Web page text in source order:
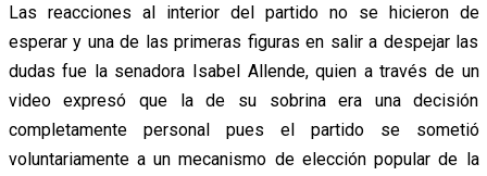
Las reacciones al interior del partido no se hicieron de
esperar y una de las primeras figuras en salir a despejar las
dudas fue la senadora Isabel Allende, quien a través de un
video expresó que la de su sobrina era una decisión
completamente personal pues el partido se sometió
voluntariamente a un mecanismo de elección popular de la